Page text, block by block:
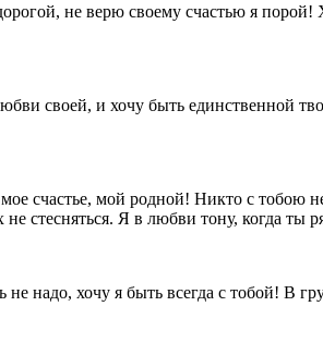
не верю своему счастью я
своей, и хочу быть единственной
счастье, мой родной! Никто с тобою
Я в любви тону, когда ты
надо, хочу я быть всегда с тобой! В